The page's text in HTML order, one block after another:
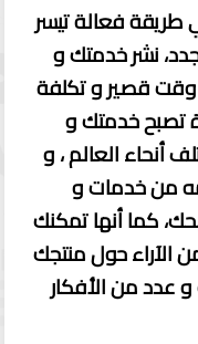
طريقة فعالة تيسر
نشر خدمتك و
وقت قصير و تكلفة
تصبح خدمتك و
أنحاء العالم ، و
من خدمات و
كما أنها تمكنك
حول منتجك
و عدد من الأفكار